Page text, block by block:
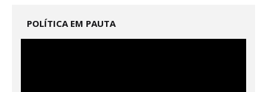
POLÍTICA EM PAUTA